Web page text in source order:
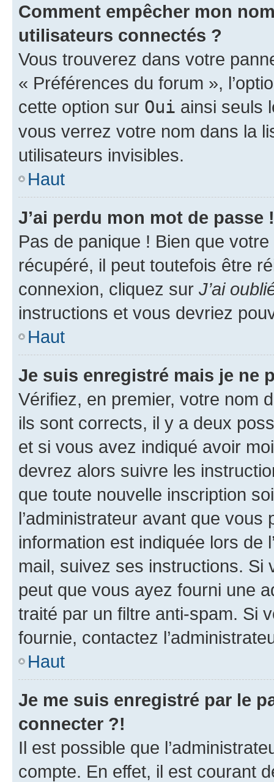
Comment empêcher mon
utilisateurs connectés ?
Vous trouverez dans votre
« Préférences du forum »,
cette option sur Oui ainsi seuls
vous verrez votre nom dans la
utilisateurs invisibles.
Haut
J’ai perdu mon mot de passe !
Pas de panique ! Bien que
récupéré, il peut toutefois être
connexion, cliquez sur J’ai
instructions et vous devriez
Haut
Je suis enregistré mais je ne
Vérifiez, en premier, votre nom
ils sont corrects, il y a deux
et si vous avez indiqué avoir
devrez alors suivre les
que toute nouvelle inscription
l’administrateur avant que
information est indiquée lors de
mail, suivez ses instructions. Si
peut que vous ayez fourni une
traité par un filtre anti-spam. Si
fournie, contactez
Haut
Je me suis enregistré par le
connecter ?!
Il est possible que
compte. En effet, il est courant